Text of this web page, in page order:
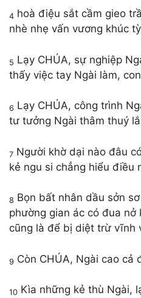
4 hoà điệu sắt cầm gieo
nhè nhẹ vấn vương khúc
5 Lạy CHÚA, sự nghiệp
thấy việc tay Ngài làm,
6 Lạy CHÚA, công trình
tư tưởng Ngài thâm thuý
7 Người khờ dại nào đâu
kẻ ngu si chẳng hiểu điều
8 Bọn bất nhân dầu sởn
phường gian ác có đua nở
cũng là để bị diệt trừ vĩnh
9 Còn CHÚA, Ngài cao cả
10 Kìa những kẻ thù Ngài,